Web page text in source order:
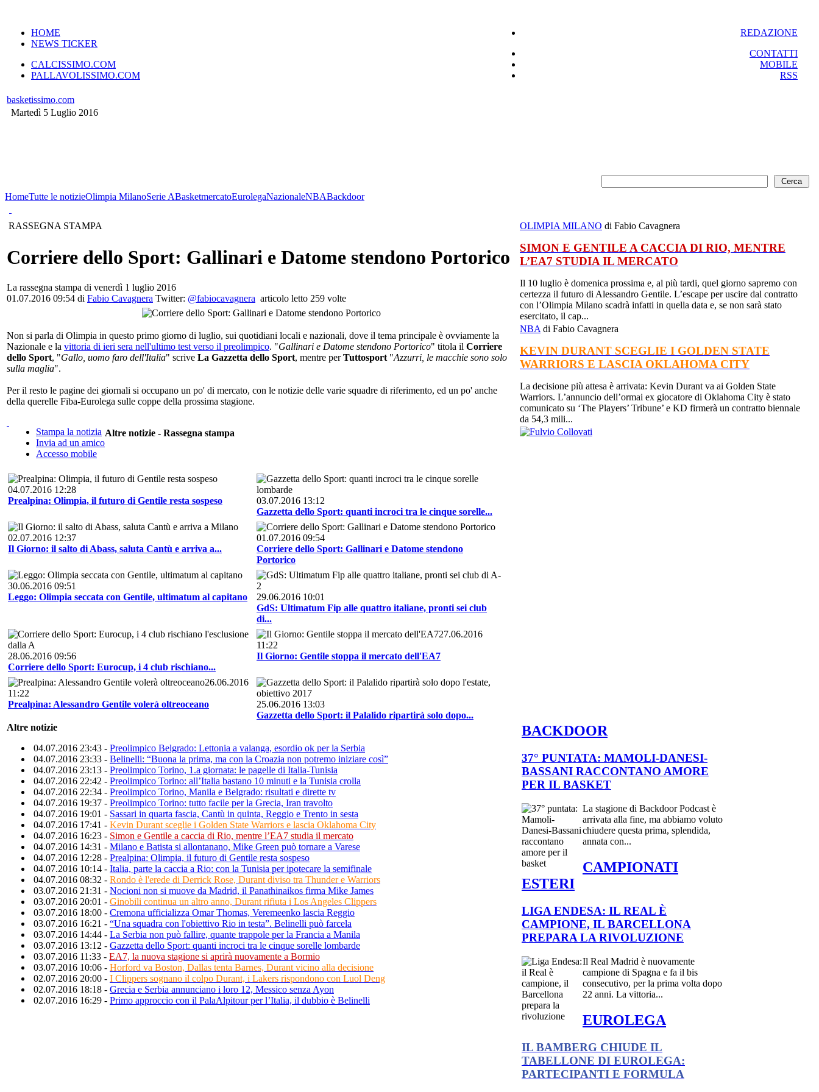
HOME
NEWS TICKER
CALCISSIMO.COM
PALLAVOLISSIMO.COM
REDAZIONE
CONTATTI
MOBILE
RSS
basketissimo.com
Martedì 5 Luglio 2016
HomeTutte le notizieOlimpia MilanoSerie ABasketmercatoEurolegaNazionaleNBABackdoor
RASSEGNA STAMPA
Corriere dello Sport: Gallinari e Datome stendono Portorico
La rassegna stampa di venerdì 1 luglio 2016
01.07.2016 09:54 di Fabio Cavagnera Twitter: @fabiocavagnera articolo letto 259 volte
Non si parla di Olimpia in questo primo giorno di luglio, sui quotidiani locali e nazionali, dove il tema principale è ovviamente la
Nazionale e la vittoria di ieri sera nell'ultimo test verso il preolimpico. "Gallinari e Datome stendono Portorico" titola il Corriere
dello Sport, "Gallo, uomo faro dell'Italia" scrive La Gazzetta dello Sport, mentre perTuttosport "Azzurri, le macchie sono solo
sulla maglia".
Per il resto le pagine dei giornali si occupano un po' di mercato, con le notizie delle varie squadre di riferimento, ed un po' anche
della querelle Fiba-Eurolega sulle coppe della prossima stagione.
Stampa la notizia
Invia ad un amico
Accesso mobile
Altre notizie - Rassegna stampa
04.07.2016 12:28
Prealpina: Olimpia, il futuro di Gentile resta sospeso
03.07.2016 13:12
Gazzetta dello Sport: quanti incroci tra le cinque sorelle...
02.07.2016 12:37
Il Giorno: il salto di Abass, saluta Cantù e arriva a...
01.07.2016 09:54
Corriere dello Sport: Gallinari e Datome stendono
Portorico
30.06.2016 09:51
Leggo: Olimpia seccata con Gentile, ultimatum al capitano
29.06.2016 10:01
GdS: Ultimatum Fip alle quattro italiane, pronti sei club
di...
28.06.2016 09:56
Corriere dello Sport: Eurocup, i 4 club rischiano...
27.06.2016
11:22
Il Giorno: Gentile stoppa il mercato dell'EA7
26.06.2016
11:22
Prealpina: Alessandro Gentile volerà oltreoceano
25.06.2016 13:03
Gazzetta dello Sport: il Palalido ripartirà solo dopo...
Altre notizie
04.07.2016 23:43 - Preolimpico Belgrado: Lettonia a valanga, esordio ok per la Serbia
04.07.2016 23:33 - Belinelli: “Buona la prima, ma con la Croazia non potremo iniziare così”
04.07.2016 23:13 - Preolimpico Torino, 1.a giornata: le pagelle di Italia-Tunisia
04.07.2016 22:42 - Preolimpico Torino: all’Italia bastano 10 minuti e la Tunisia crolla
04.07.2016 22:34 - Preolimpico Torino, Manila e Belgrado: risultati e dirette tv
04.07.2016 19:37 - Preolimpico Torino: tutto facile per la Grecia, Iran travolto
04.07.2016 19:01 - Sassari in quarta fascia, Cantù in quinta, Reggio e Trento in sesta
04.07.2016 17:41 - Kevin Durant sceglie i Golden State Warriors e lascia Oklahoma City
04.07.2016 16:23 - Simon e Gentile a caccia di Rio, mentre l’EA7 studia il mercato
04.07.2016 14:31 - Milano e Batista si allontanano, Mike Green può tornare a Varese
04.07.2016 12:28 - Prealpina: Olimpia, il futuro di Gentile resta sospeso
04.07.2016 10:14 - Italia, parte la caccia a Rio: con la Tunisia per ipotecare la semifinale
04.07.2016 08:32 - Rondo è l'erede di Derrick Rose, Durant diviso tra Thunder e Warriors
03.07.2016 21:31 - Nocioni non si muove da Madrid, il Panathinaikos firma Mike James
03.07.2016 20:01 - Ginobili continua un altro anno, Durant rifiuta i Los Angeles Clippers
03.07.2016 18:00 - Cremona ufficializza Omar Thomas, Veremeenko lascia Reggio
03.07.2016 16:21 - “Una squadra con l'obiettivo Rio in testa”. Belinelli può farcela
03.07.2016 14:44 - La Serbia non può fallire, quante trappole per la Francia a Manila
03.07.2016 13:12 - Gazzetta dello Sport: quanti incroci tra le cinque sorelle lombarde
03.07.2016 11:33 - EA7, la nuova stagione si aprirà nuovamente a Bormio
03.07.2016 10:06 - Horford va Boston, Dallas tenta Barnes, Durant vicino alla decisione
02.07.2016 20:00 - I Clippers sognano il colpo Durant, i Lakers rispondono con Luol Deng
02.07.2016 18:18 - Grecia e Serbia annunciano i loro 12, Messico senza Ayon
02.07.2016 16:29 - Primo approccio con il PalaAlpitour per l’Italia, il dubbio è Belinelli
OLIMPIA MILANO di Fabio Cavagnera
SIMON E GENTILE A CACCIA DI RIO, MENTRE
L’EA7 STUDIA IL MERCATO
Il 10 luglio è domenica prossima e, al più tardi, quel giorno sapremo con
certezza il futuro di Alessandro Gentile. L’escape per uscire dal contratto
con l’Olimpia Milano scadrà infatti in quella data e, se non sarà stato
esercitato, il cap...
NBA di Fabio Cavagnera
KEVIN DURANT SCEGLIE I GOLDEN STATE
WARRIORS E LASCIA OKLAHOMA CITY
La decisione più attesa è arrivata: Kevin Durant va ai Golden State
Warriors. L’annuncio dell’ormai ex giocatore di Oklahoma City è stato
comunicato su ‘The Players’ Tribune’ e KD firmerà un contratto biennale
da 54,3 mili...
BACKDOOR
37° PUNTATA: MAMOLI-DANESI-
BASSANI RACCONTANO AMORE
PER IL BASKET
La stagione di Backdoor Podcast è
arrivata alla fine, ma abbiamo voluto
chiudere questa prima, splendida,
annata con...
CAMPIONATI
ESTERI
LIGA ENDESA: IL REAL È
CAMPIONE, IL BARCELLONA
PREPARA LA RIVOLUZIONE
Il Real Madrid è nuovamente
campione di Spagna e fa il bis
consecutivo, per la prima volta dopo
22 anni. La vittoria...
EUROLEGA
IL BAMBERG CHIUDE IL
TABELLONE DI EUROLEGA:
PARTECIPANTI E FORMULA